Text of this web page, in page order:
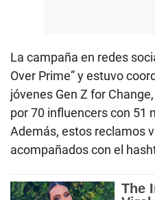
La campaña en redes
Over Prime” y estuvo
jóvenes Gen Z for
por 70 influencers con 51
Además, estos reclamos
acompañados con el